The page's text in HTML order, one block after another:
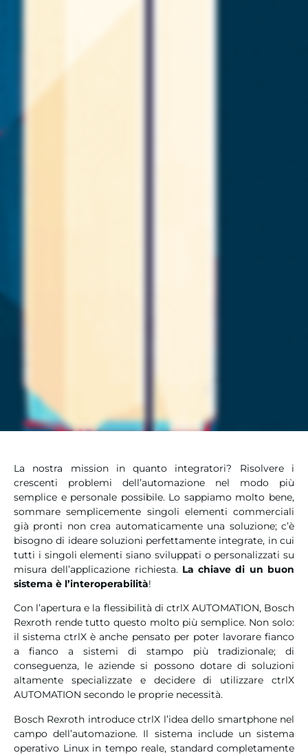
La nostra mission in quanto integratori? Risolvere i
crescenti problemi dell’automazione nel modo più
semplice e personale possibile. Lo sappiamo molto bene,
sommare semplicemente singoli elementi commerciali
già pronti non crea automaticamente una soluzione; c’è
bisogno di ideare soluzioni perfettamente integrate, in cui
tutti i singoli elementi siano sviluppati o personalizzati su
misura dell’applicazione richiesta. La chiave di un buon
sistema è l’interoperabilità!
Con l’apertura e la flessibilità di ctrlX AUTOMATION, Bosch
Rexroth rende tutto questo molto più semplice. Non solo:
il sistema ctrlX è anche pensato per poter lavorare fianco
a fianco a sistemi di stampo più tradizionale; di
conseguenza, le aziende si possono dotare di soluzioni
altamente specializzate e decidere di utilizzare ctrlX
AUTOMATION secondo le proprie necessità.
Bosch Rexroth introduce ctrlX l’idea dello smartphone nel
campo dell’automazione. Il sistema include un sistema
operativo Linux in tempo reale, standard completamente